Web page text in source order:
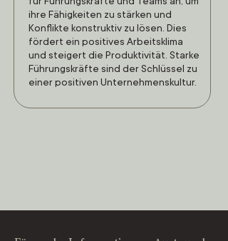
ihre Fähigkeiten zu stärken und
Konflikte konstruktiv zu lösen. Dies
fördert ein positives Arbeitsklima
und steigert die Produktivität. Starke
Führungskräfte sind der Schlüssel zu
einer positiven Unternehmenskultur.